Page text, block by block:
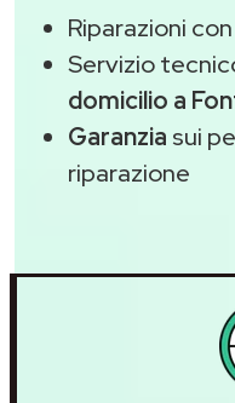
Riparazioni con
Servizio
domicilio a
Garanzia sui
riparazione